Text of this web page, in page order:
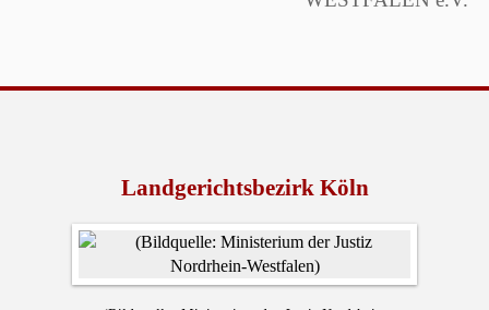
Landgerichtsbezirk Köln